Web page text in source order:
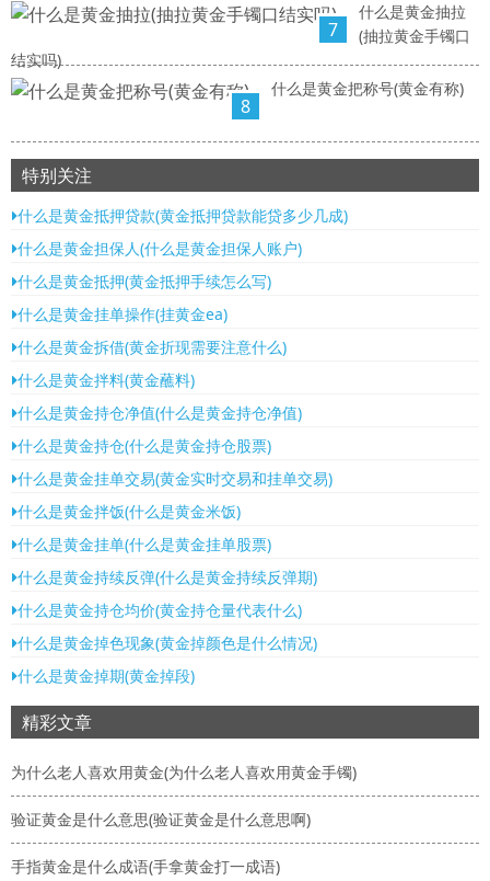
7
什么是黄金抽拉
(抽拉黄金手镯口
结实吗)
8
什么是黄金把称号(黄金有称)
特别关注
什么是黄金抵押贷款(黄金抵押贷款能贷多少几成)
什么是黄金担保人(什么是黄金担保人账户)
什么是黄金抵押(黄金抵押手续怎么写)
什么是黄金挂单操作(挂黄金ea)
什么是黄金拆借(黄金折现需要注意什么)
什么是黄金拌料(黄金蘸料)
什么是黄金持仓净值(什么是黄金持仓净值)
什么是黄金持仓(什么是黄金持仓股票)
什么是黄金挂单交易(黄金实时交易和挂单交易)
什么是黄金拌饭(什么是黄金米饭)
什么是黄金挂单(什么是黄金挂单股票)
什么是黄金持续反弹(什么是黄金持续反弹期)
什么是黄金持仓均价(黄金持仓量代表什么)
什么是黄金掉色现象(黄金掉颜色是什么情况)
什么是黄金掉期(黄金掉段)
精彩文章
为什么老人喜欢用黄金(为什么老人喜欢用黄金手镯)
验证黄金是什么意思(验证黄金是什么意思啊)
手指黄金是什么成语(手拿黄金打一成语)